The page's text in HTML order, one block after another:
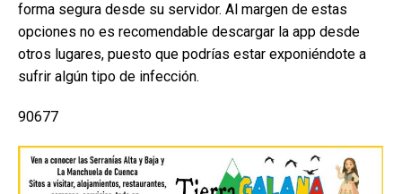
forma segura desde su servidor. Al margen de estas
opciones no es recomendable descargar la app desde
otros lugares, puesto que podrías estar exponiéndote a
sufrir algún tipo de infección.
90677